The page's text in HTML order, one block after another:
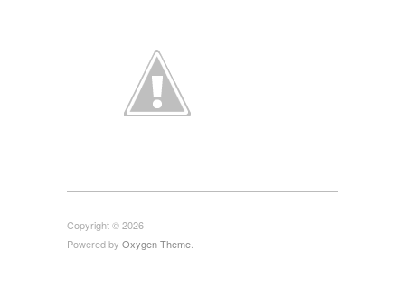
Copyright © 2026
Powered by Oxygen Theme.